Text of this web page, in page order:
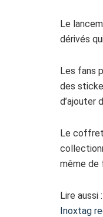
Le
dérivés
Les fans
des
d’ajouter
Le coffret
même de
Lire aussi :
Inoxtag